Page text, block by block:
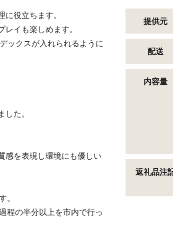
に役立ちます。
イも楽しめます。
ックスが入れられるように
した。
感を表現し環境にも優しい
。
程の半分以上を市内で行っ
提供元
配送
内容量
返礼品注